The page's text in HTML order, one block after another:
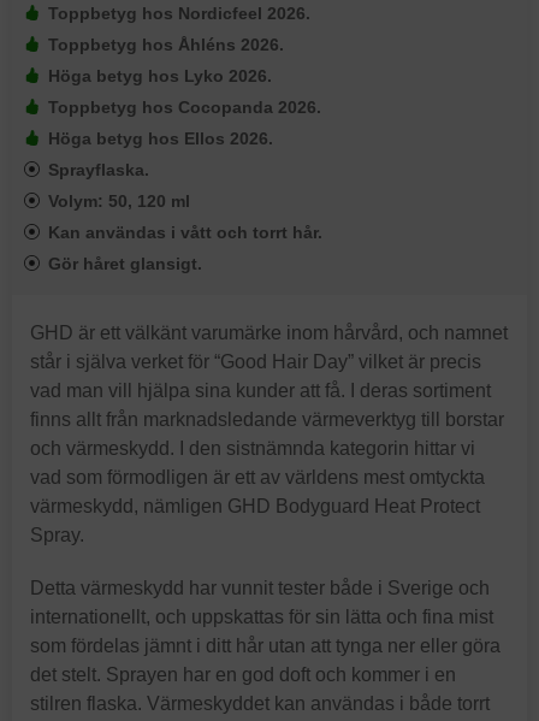
Toppbetyg hos Nordicfeel 2026.
Toppbetyg hos Åhléns 2026.
Höga betyg hos Lyko 2026.
Toppbetyg hos Cocopanda 2026.
Höga betyg hos Ellos 2026.
Sprayflaska.
Volym: 50, 120 ml
Kan användas i vått och torrt hår.
Gör håret glansigt.
GHD är ett välkänt varumärke inom hårvård, och namnet
står i själva verket för “Good Hair Day” vilket är precis
vad man vill hjälpa sina kunder att få. I deras sortiment
finns allt från marknadsledande värmeverktyg till borstar
och värmeskydd. I den sistnämnda kategorin hittar vi
vad som förmodligen är ett av världens mest omtyckta
värmeskydd, nämligen GHD Bodyguard Heat Protect
Spray.
Detta värmeskydd har vunnit tester både i Sverige och
internationellt, och uppskattas för sin lätta och fina mist
som fördelas jämnt i ditt hår utan att tynga ner eller göra
det stelt. Sprayen har en god doft och kommer i en
stilren flaska. Värmeskyddet kan användas i både torrt